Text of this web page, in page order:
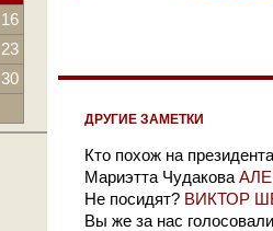
16
23
30
ДРУГИЕ ЗАМЕТКИ
Кто похож на
Мариэтта Чудакова
Не посидят? ВИКТОР
Вы же за нас голосовали